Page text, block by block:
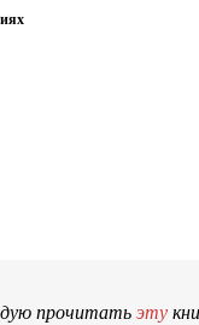
прочитатьэту